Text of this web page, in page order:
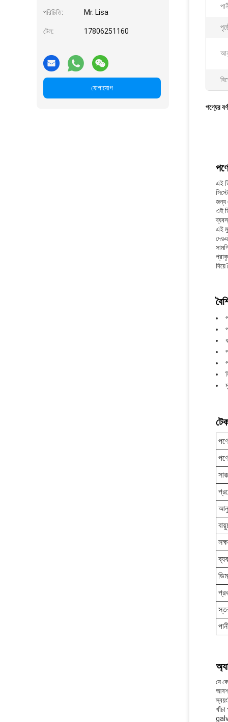
পরিচিতি: Mr. Lisa
টেল: 17806251160
যোগাযোগ
পণ্যের
এই
জন্য
এই
এই
যে